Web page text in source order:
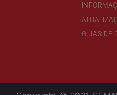
GUIAS DE